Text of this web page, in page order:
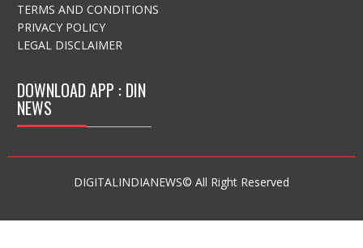
TERMS AND CONDITIONS
PRIVACY POLICY
LEGAL DISCLAIMER
DOWNLOAD APP : DIN
NEWS
DIGITALINDIANEWS© All Right Reserved